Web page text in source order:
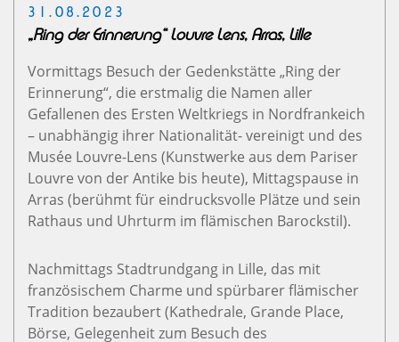
31.08.2023
„Ring der Erinnerung“ Louvre Lens, Arras, Lille
Vormittags Besuch der Gedenkstätte „Ring der
Erinnerung“, die erstmalig die Namen aller
Gefallenen des Ersten Weltkriegs in Nordfrankeich
– unabhängig ihrer Nationalität- vereinigt und des
Musée Louvre-Lens (Kunstwerke aus dem Pariser
Louvre von der Antike bis heute), Mittagspause in
Arras (berühmt für eindrucksvolle Plätze und sein
Rathaus und Uhrturm im flämischen Barockstil).
Nachmittags Stadtrundgang in Lille, das mit
französischem Charme und spürbarer flämischer
Tradition bezaubert (Kathedrale, Grande Place,
Börse, Gelegenheit zum Besuch des